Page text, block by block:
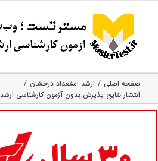
content
صفحه اصلی
ارشد استعداد درخشان
انتشار نتایج پذیرش بدون آزمون کارشناسی ارشد ۹۵ دانشگاه بوعلی